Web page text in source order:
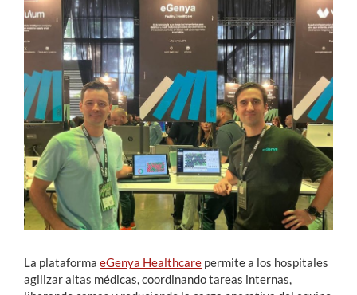
Formación Continua
Estudiantes
Académicos
Funcionarios
Alumni
English
La plataforma eGenya Healthcare permite a los hospitales
agilizar altas médicas, coordinando tareas internas,